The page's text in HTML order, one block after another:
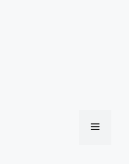
MENU